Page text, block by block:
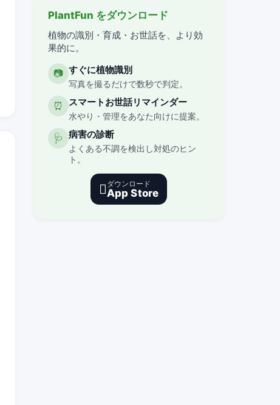
PlantFun をダウンロード
植物の識別・育成・お世話を、より効
果的に。
📷 すぐに植物識別
写真を撮るだけで数秒で判定。
⏰ スマートお世話リマインダー
水やり・管理をあなた向けに提案。
🩺 病害の診断
よくある不調を検出し対処のヒン
ト。
 ダウンロード
App Store